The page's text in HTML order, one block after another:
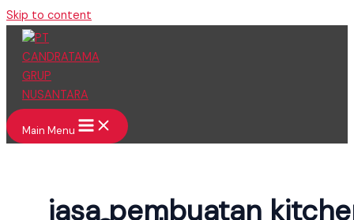
Skip to content
Main Menu
jasa pembuatan